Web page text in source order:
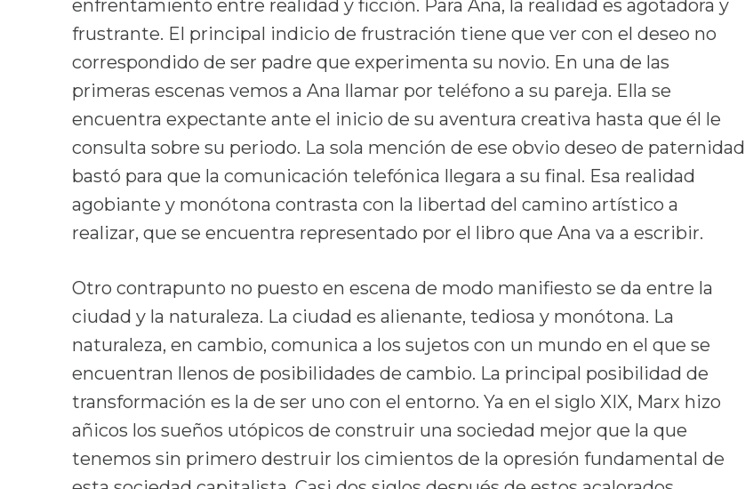
enfrentamiento entre realidad y ficción. Para Ana, la realidad es agotadora y
frustrante. El principal indicio de frustración tiene que ver con el deseo no
correspondido de ser padre que experimenta su novio. En una de las
primeras escenas vemos a Ana llamar por teléfono a su pareja. Ella se
encuentra expectante ante el inicio de su aventura creativa hasta que él le
consulta sobre su periodo. La sola mención de ese obvio deseo de paternidad
bastó para que la comunicación telefónica llegara a su final. Esa realidad
agobiante y monótona contrasta con la libertad del camino artístico a
realizar, que se encuentra representado por el libro que Ana va a escribir.
Otro contrapunto no puesto en escena de modo manifiesto se da entre la
ciudad y la naturaleza. La ciudad es alienante, tediosa y monótona. La
naturaleza, en cambio, comunica a los sujetos con un mundo en el que se
encuentran llenos de posibilidades de cambio. La principal posibilidad de
transformación es la de ser uno con el entorno. Ya en el siglo XIX, Marx hizo
añicos los sueños utópicos de construir una sociedad mejor que la que
tenemos sin primero destruir los cimientos de la opresión fundamental de